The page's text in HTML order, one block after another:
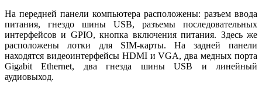
На передней панели компьютера расположены: разъем ввода
питания, гнездо шины USB, разъемы последовательных
интерфейсов и GPIO, кнопка включения питания. Здесь же
расположены лотки для SIM-карты. На задней панели
находятся видеоинтерфейсы HDMI и VGA, два медных порта
Gigabit Ethernet, два гнезда шины USB и линейный
аудиовыход.